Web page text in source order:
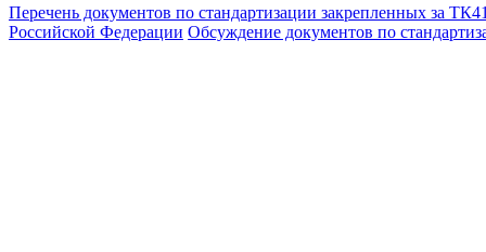
Перечень документов по стандартизации закрепленных за
Российской Федерации Обсуждение документов по